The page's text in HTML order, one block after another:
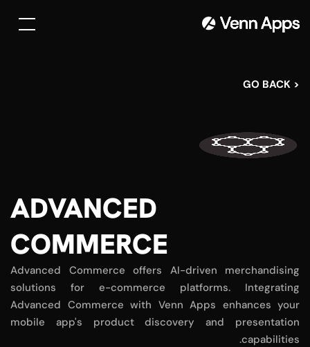
< GO BACK
ADVANCED
COMMERCE
Advanced Commerce offers AI-driven merchandising
solutions for e-commerce platforms. Integrating
Advanced Commerce with Venn Apps enhances your
mobile app's product discovery and presentation
capabilities.